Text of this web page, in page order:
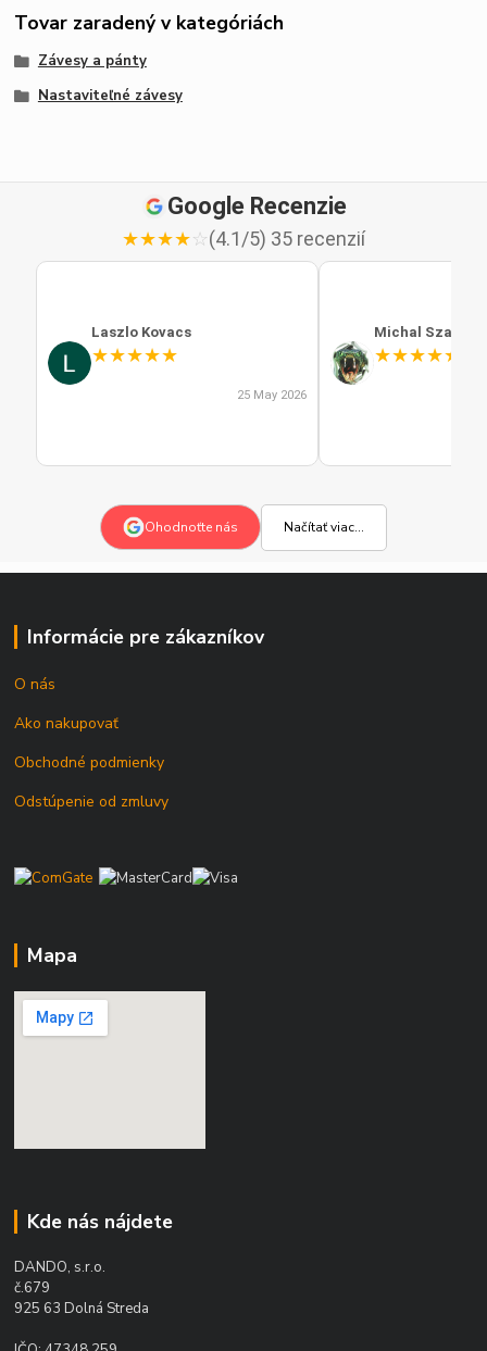
Tovar zaradený v kategóriách
Závesy a pánty
Nastaviteľné závesy
Google Recenzie
★★★★☆(4.1/5) 35 recenzií
Laszlo Kovacs
★★★★★
25 May 2026
Michal Szabo
★★★★★
Ohodnoťte nás Načítať viac...
Informácie pre zákazníkov
O nás
Ako nakupovať
Obchodné podmienky
Odstúpenie od zmluvy
Mapa
Kde nás nájdete
DANDO, s.r.o.
č.679
925 63 Dolná Streda